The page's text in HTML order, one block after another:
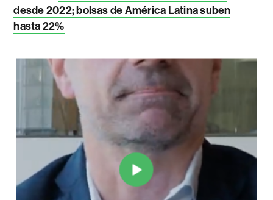
desde 2022; bolsas de América Latina suben
hasta 22%